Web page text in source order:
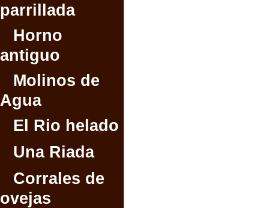
parrillada
Horno
antiguo
Molinos de
Agua
El Rio helado
Una Riada
Corrales de
ovejas